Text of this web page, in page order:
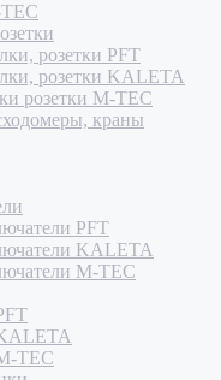
розетки PFT
розетки KALETA
розетки M-TEC
краны
PFT
KALETA
M-TEC
TEC